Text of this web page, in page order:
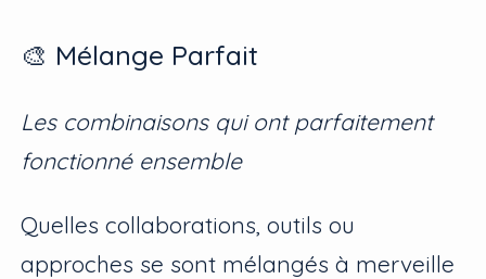
🎨 Mélange Parfait
Les combinaisons qui ont parfaitement
fonctionné ensemble
Quelles collaborations, outils ou
approches se sont mélangés à merveille